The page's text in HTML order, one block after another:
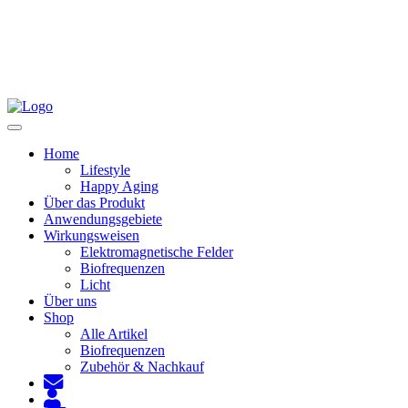
Toggle
navigationHome
Lifestyle
Happy Aging
Über das Produkt
Anwendungsgebiete
Wirkungsweisen
Elektromagnetische Felder
Biofrequenzen
Licht
Über uns
Shop
Alle Artikel
Biofrequenzen
Zubehör & Nachkauf